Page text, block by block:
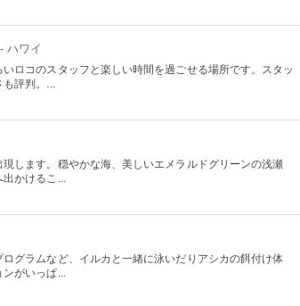
- ハワイ
ロコのスタッフと楽しい時間を過ごせる場所です。スタッ
も評判。...
します。穏やかな海、美しいエメラルドグリーンの浅瀬
出かけるこ...
グラムなど、イルカと一緒に泳いだりアシカの餌付け体
ンがいっぱ...